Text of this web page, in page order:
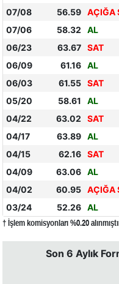
07/08
56.59 AÇIĞA
07/06
58.32 AL
06/23
63.67 SAT
06/09
61.16 AL
06/03
61.55 SAT
05/20
58.61 AL
04/22
63.02 SAT
04/17
63.89 AL
04/15
62.16 SAT
04/09
63.06 AL
04/02
60.95 AÇIĞA
03/24
52.26 AL
† İşlem komisyonları %0.20
Son 6 Aylık